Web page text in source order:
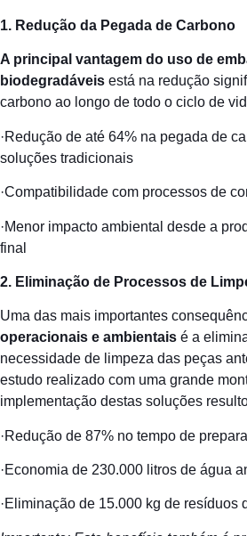
1. Redução da Pegada de Carbono
A principal vantagem do uso de
biodegradáveis está na redução
carbono ao longo de todo o ciclo de
·Redução de até 64% na pegada de
soluções tradicionais
·Compatibilidade com processos de
·Menor impacto ambiental desde a
final
2. Eliminação de Processos de
Uma das mais importantes
operacionais e ambientais é a
necessidade de limpeza das peças
estudo realizado com uma grande
implementação destas soluções
·Redução de 87% no tempo de
·Economia de 230.000 litros de água
·Eliminação de 15.000 kg de resíduos